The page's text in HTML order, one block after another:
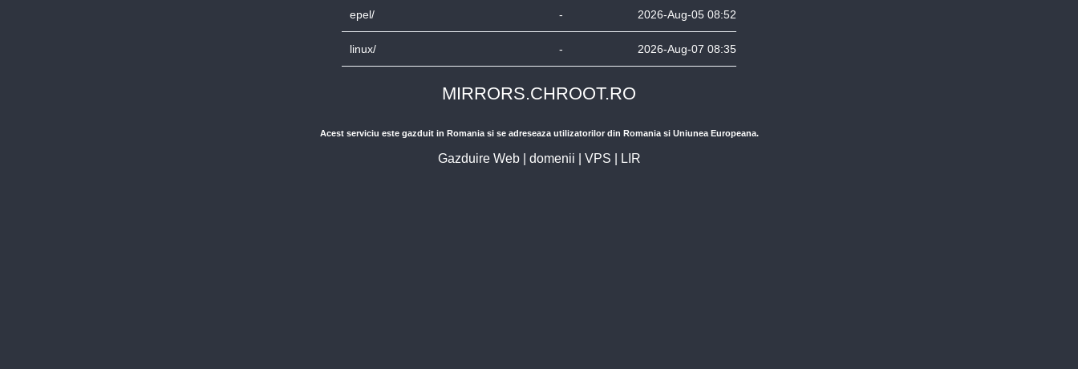
epel/ - 2026-Aug-05 08:52
linux/ - 2026-Aug-07 08:35
MIRRORS.CHROOT.RO
Acest serviciu este gazduit in Romania si se adreseaza utilizatorilor din Romania si Uniunea Europeana.
Gazduire Web| domenii VPS LIR